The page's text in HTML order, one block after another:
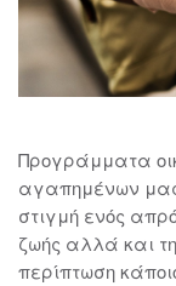
Προγράμματα
αγαπημένων
στιγμή ενός
ζωής αλλά και
περίπτωση